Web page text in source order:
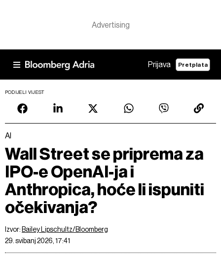
Prijava Pretplata
PODIJELI VIJEST
AI
Wall Street se priprema za
IPO-e OpenAI-ja i
Anthropica, hoće li ispuniti
očekivanja?
Izvor: Bailey Lipschultz/Bloomberg
29. svibanj 2026, 17:41